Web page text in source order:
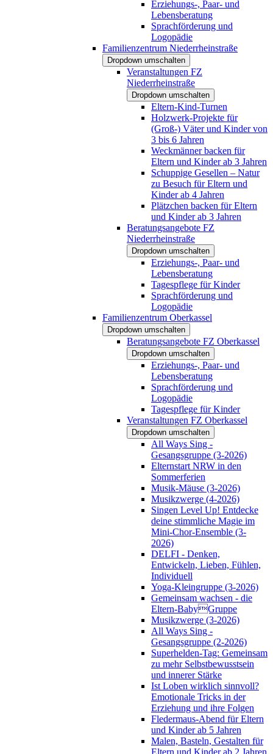
Erziehungs-, Paar- und
Lebensberatung
Sprachförderung und
Logopädie
Familienzentrum Niederrheinstraße
Dropdown umschalten
Veranstaltungen FZ
Niederrheinstraße
Dropdown umschalten
Eltern-Kind-Turnen
Holzwerk-Projekte für
(Groß-) Väter und Kinder von
3 bis 6 Jahren
Weckmänner backen für
Eltern und Kinder ab 3 Jahren
Schuppige Gesellen – Natur
zu Besuch für Eltern und
Kinder ab 4 Jahren
Plätzchen backen für Eltern
und Kinder ab 3 Jahren
Beratungsangebote FZ
Niederrheinstraße
Dropdown umschalten
Erziehungs-, Paar- und
Lebensberatung
Tagespflege für Kinder
Sprachförderung und
Logopädie
Familienzentrum Oberkassel
Dropdown umschalten
Beratungsangebote FZ Oberkassel
Dropdown umschalten
Erziehungs-, Paar- und
Lebensberatung
Sprachförderung und
Logopädie
Tagespflege für Kinder
Veranstaltungen FZ Oberkassel
Dropdown umschalten
All Ways Sing -
Gesangsgruppe (3-2026)
Elternstart NRW in den
Sommerferien
Musik-Mäuse (3-2026)
Musikzwerge (4-2026)
Singen Level Up! Entdecke
deine stimmliche Magie im
Mini-Chor-Ensemble (3-
2026)
DELFI - Denken,
Entwickeln, Lieben, Fühlen,
Individuell
Yoga-Kleingruppe (3-2026)
Gemeinsam wachsen - die
Eltern-BabyGruppe
Musikzwerge (3-2026)
All Ways Sing -
Gesangsgruppe (2-2026)
Superhelden-Tag: Gemeinsam
zu mehr Selbstbewusstsein
und innerer Stärke
Ist Loben wirklich sinnvoll?
Emotionale Tricks in der
Erziehung und ihre Folgen
Fledermaus-Abend für Eltern
und Kinder ab 5 Jahren
Malen, Basteln, Gestalten für
Eltern und Kinder ab 2 Jahren